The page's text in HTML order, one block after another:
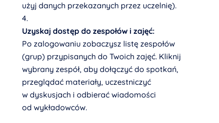
użyj danych przekazanych przez uczelnię).
Uzyskaj dostęp do zespołów i zajęć:
Po zalogowaniu zobaczysz listę zespołów
(grup) przypisanych do Twoich zajęć. Kliknij
wybrany zespół, aby dołączyć do spotkań,
przeglądać materiały, uczestniczyć
w dyskusjach i odbierać wiadomości
od wykładowców.